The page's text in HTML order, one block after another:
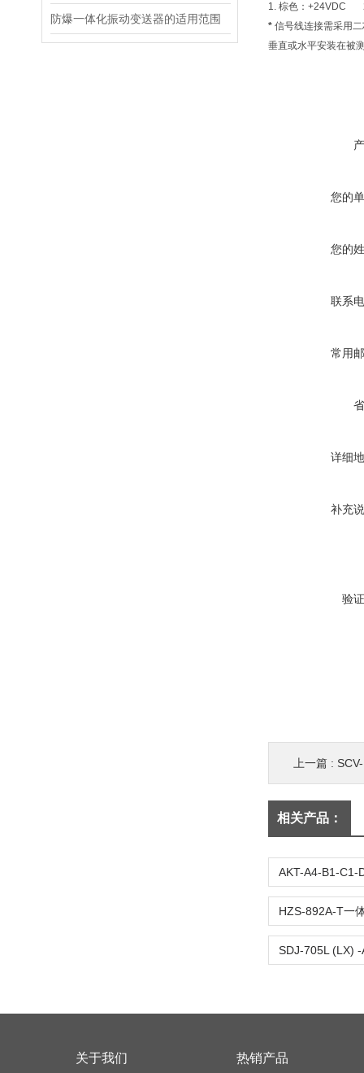
防爆一体化振动变送器的适用范围
1. 棕色：+24VDC
* 信号线连接需采用
垂直或水平安装在被
您的
您的
联系
常用
详细
补充
验
上一篇 :
相关产品：
关于我们 热销产品